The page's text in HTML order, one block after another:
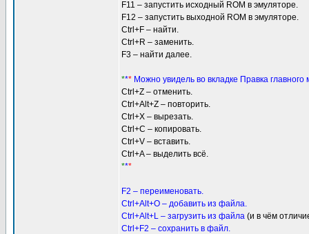
F11 – запустить исходный ROM в эмуляторе.
F12 – запустить выходной ROM в эмуляторе.
Ctrl+F – найти.
Ctrl+R – заменить.
F3 – найти далее.
*** Можно увидель во вкладке Правка главного
Ctrl+Z – отменить.
Ctrl+Alt+Z – повторить.
Ctrl+X – вырезать.
Ctrl+C – копировать.
Ctrl+V – вставить.
Ctrl+A – выделить всё.
***
F2 – переименовать.
Ctrl+Alt+O – добавить из файла.
Ctrl+Alt+L – загрузить из файла (и в чём
Ctrl+F2 – сохранить в файл.